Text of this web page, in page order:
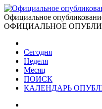
Официальное
ОФИЦИАЛЬНОЕ
Сегодня
Неделя
Месяц
ПОИСК
КАЛЕНДАРЬ